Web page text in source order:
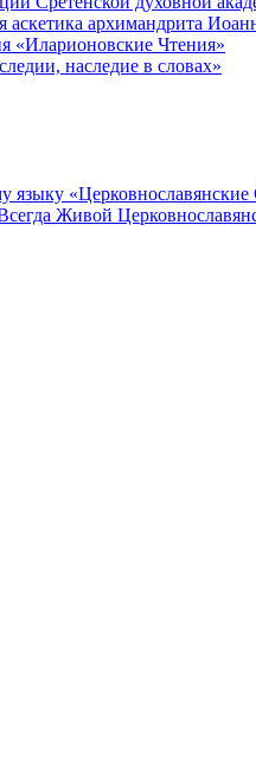
архимандрита
«Иларионовские Чтения»
наследие в словах»
«Церковнославянские
Живой